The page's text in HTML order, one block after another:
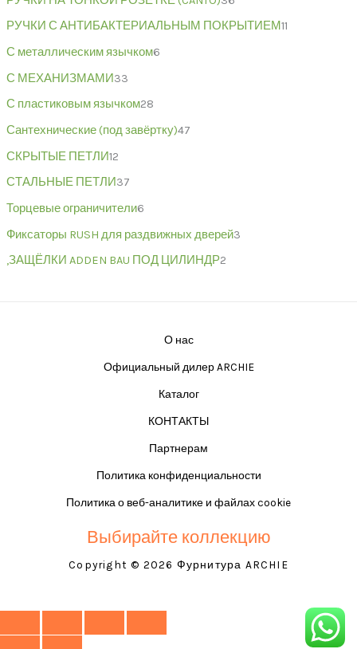
РУЧКИ С АНТИБАКТЕРИАЛЬНЫМ ПОКРЫТИЕМ11
С металлическим язычком6
С МЕХАНИЗМАМИ33
С пластиковым язычком28
Сантехнические (под завёртку)47
СКРЫТЫЕ ПЕТЛИ12
СТАЛЬНЫЕ ПЕТЛИ37
Торцевые ограничители6
Фиксаторы RUSH для раздвижных дверей3
,ЗАЩЁЛКИ ADDEN BAU ПОД ЦИЛИНДР2
О нас
Официальный дилер ARCHIE
Каталог
КОНТАКТЫ
Партнерам
Политика конфиденциальности
Политика о веб-аналитике и файлах cookie
Выбирайте коллекцию
Copyright © 2026 Фурнитура ARCHIE